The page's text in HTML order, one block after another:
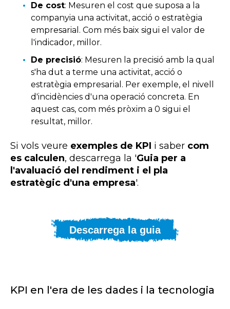
De cost: Mesuren el cost que suposa a la
companyia una activitat, acció o estratègia
empresarial. Com més baix sigui el valor de
l'indicador, millor.
De precisió: Mesuren la precisió amb la qual
s'ha dut a terme una activitat, acció o
estratègia empresarial. Per exemple, el nivell
d'incidències d'una operació concreta. En
aquest cas, com més pròxim a 0 sigui el
resultat, millor.
Si vols veure exemples de KPI i saber com
es calculen, descarrega la 'Guia per a
l'avaluació del rendiment i el pla
estratègic d'una empresa'.
Descarrega la guia
KPI en l'era de les dades i la tecnologia